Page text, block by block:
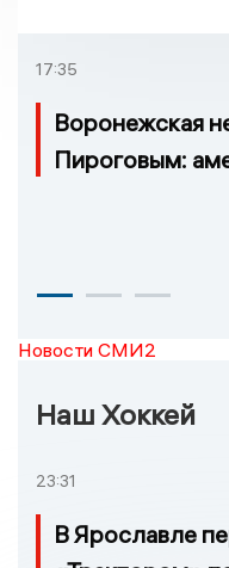
17:35
Воронежская
Пироговым:
Новости СМИ2
Наш Хоккей
23:31
В Ярославле